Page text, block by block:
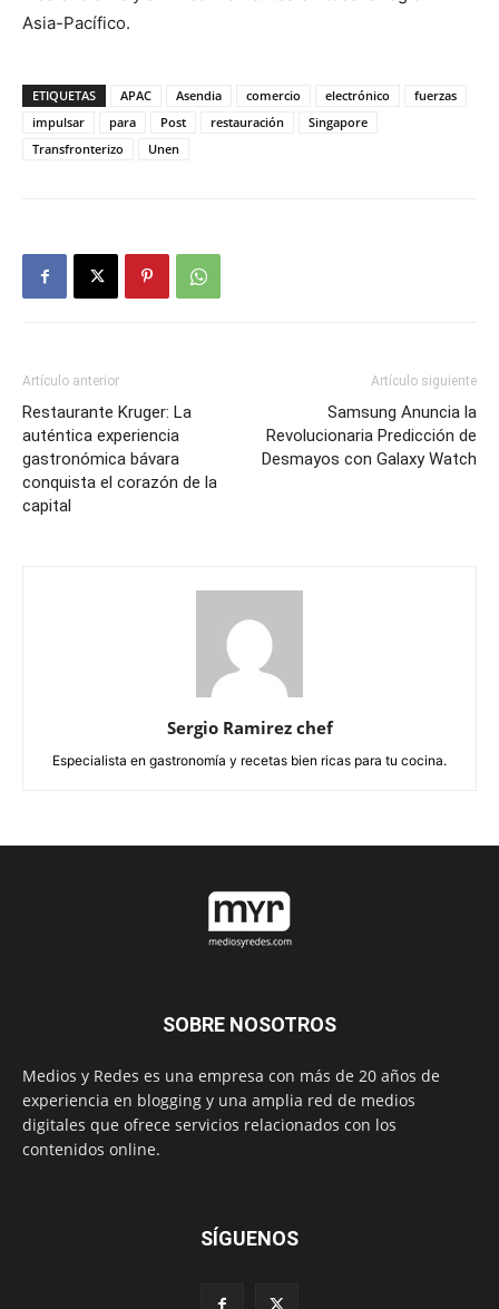
Asia-Pacífico.
ETIQUETAS APAC Asendia comercio electrónico
fuerzas
impulsar
para Post restauración
Singapore
Transfronterizo
Unen
Artículo anterior
Restaurante Kruger: La
auténtica experiencia
gastronómica bávara
conquista el corazón de la
capital
Artículo siguiente
Samsung Anuncia la
Revolucionaria Predicción de
Desmayos con Galaxy Watch
Sergio Ramirez chef
Especialista en gastronomía y recetas bien ricas para tu cocina.
SOBRE NOSOTROS
Medios y Redes es una empresa con más de 20 años de
experiencia en blogging y una amplia red de medios
digitales que ofrece servicios relacionados con los
contenidos online.
SÍGUENOS